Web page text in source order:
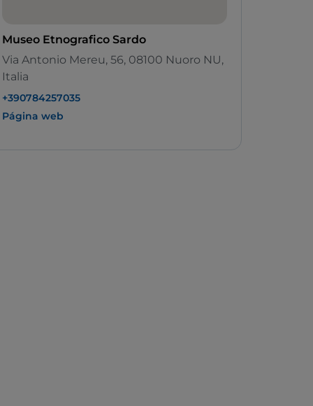
Museo Etnografico Sardo
Via Antonio Mereu, 56, 08100 Nuoro NU,
Italia
+390784257035
Página web